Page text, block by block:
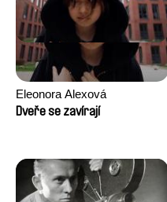
Eleonora Alexová
Dveře se zavírají